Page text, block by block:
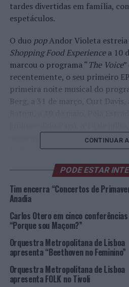
tardes divertidas em família,
espetáculos.
O duo popAndor Violeta estreia
Shopping Food Experiencea 10
marcou o programa “The Voice
recentemente, o seu primeiro
primeira noite musical do
Berg, a 31 de março, Curt
seguem numa banda sonora
ligeira ao R&B, sem esquecer a
programa musical fica
André Sardet a 26 de agosto.
Violeta
DR)
A magia e o ilusionismo atraem
noites com alguns dos melhores
enchem o espaço de restauração
CONTINUAR
PODE ESTAR
Tim encerra “Concertos de
Anadia
Carlos Otero em cinco
“Porque sou Maçom?”
Orquestra Metropolitana de Lisboa
apresenta “Beethoven no Feminino”
Orquestra Metropolitana de Lisboa
apresenta FOLK no Tivoli